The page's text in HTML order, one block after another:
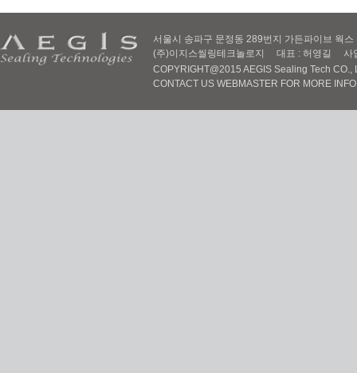
서울시 송파구 문정동 289번지 가든파이브 웍
(주)이지스씰링테크놀로지 대표 : 허영길 사
COPYRIGHT@2015 AEGIS Sealing Tech CO.,
CONTACT US WEBMASTER FOR MORE